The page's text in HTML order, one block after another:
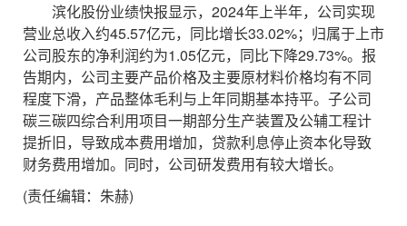
滨化股份业绩快报显示，2024年上半年，公司实现
营业总收入约45.57亿元，同比增长33.02%；归属于上市
公司股东的净利润约为1.05亿元，同比下降29.73%。报
告期内，公司主要产品价格及主要原材料价格均有不同
程度下滑，产品整体毛利与上年同期基本持平。子公司
碳三碳四综合利用项目一期部分生产装置及公辅工程计
提折旧，导致成本费用增加，贷款利息停止资本化导致
财务费用增加。同时，公司研发费用有较大增长。
(责任编辑：朱赫)